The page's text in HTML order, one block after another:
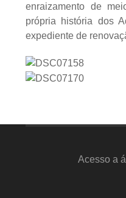
enraizamento de
própria história dos
expediente de
Acesso a